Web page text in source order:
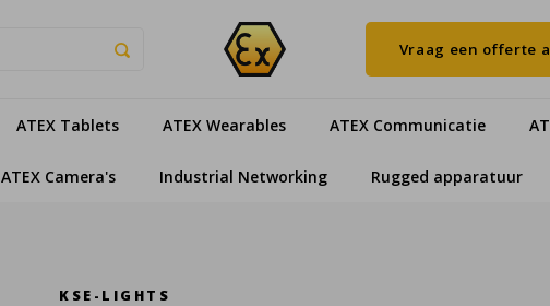
Vraag een offerte
ATEX Tablets ATEX Wearables ATEX Communicatie
ATEX Camera's Industrial Networking Rugged apparatuur
KSE-LIGHTS